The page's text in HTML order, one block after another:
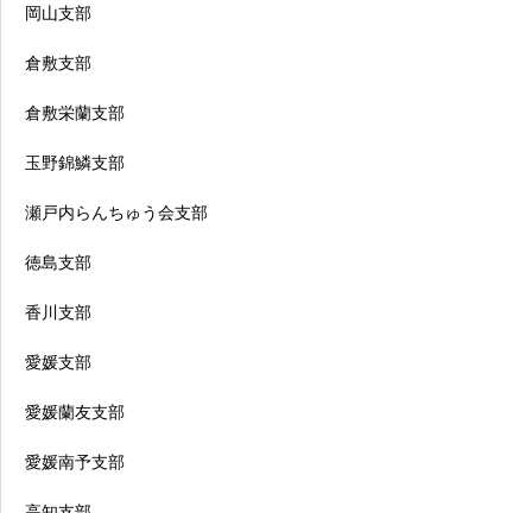
岡山支部
倉敷支部
倉敷栄蘭支部
玉野錦鱗支部
瀬戸内らんちゅう会支部
徳島支部
香川支部
愛媛支部
愛媛蘭友支部
愛媛南予支部